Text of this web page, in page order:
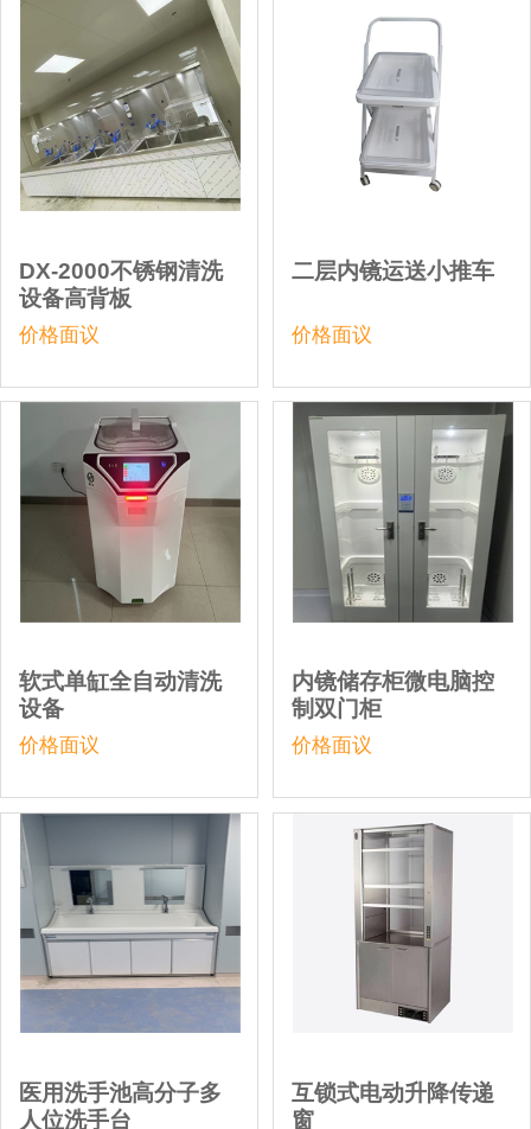
DX-2000不锈钢清洗
设备高背板
价格面议
二层内镜运送小推车
价格面议
软式单缸全自动清洗
设备
价格面议
内镜储存柜微电脑控
制双门柜
价格面议
医用洗手池高分子多
人位洗手台
互锁式电动升降传递
窗